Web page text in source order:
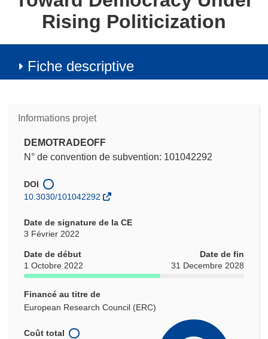
Rising Politicization
Fiche descriptive
Informations projet
DEMOTRADEOFF
N° de convention de subvention: 101042292
DOI
10.3030/101042292
Date de signature de la CE
3 Février 2022
Date de début
1 Octobre 2022
Date de fin
31 Decembre 2028
Financé au titre de
European Research Council (ERC)
Coût total